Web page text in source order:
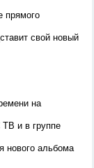
прямого
свой новый
на
и в группе
нового альбома